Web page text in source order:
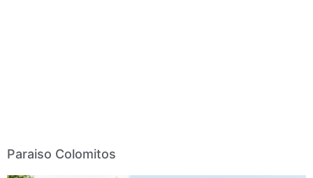
Paraiso Colomitos